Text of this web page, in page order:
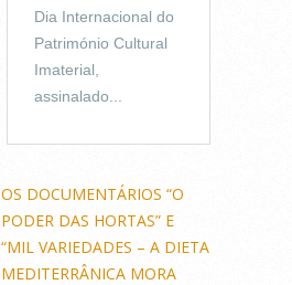
Dia Internacional do
Património Cultural
Imaterial,
assinalado...
OS DOCUMENTÁRIOS “O
PODER DAS HORTAS” E
“MIL VARIEDADES – A DIETA
MEDITERRÂNICA MORA